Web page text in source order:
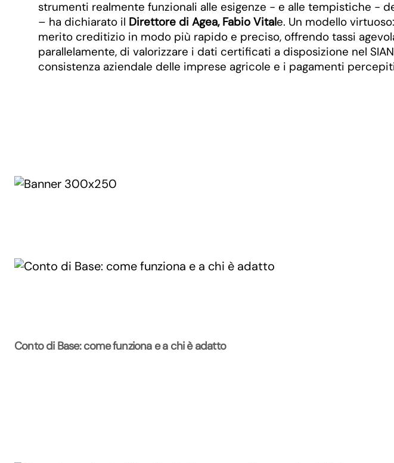
strumenti realmente funzionali alle esigenze - e alle tempistiche -
– ha dichiarato il Direttore di Agea, Fabio Vitale. Un modello
merito creditizio in modo più rapido e preciso, offrendo tassi
parallelamente, di valorizzare i dati certificati a disposizione nel
consistenza aziendale delle imprese agricole e i pagamenti
Conto di Base: come funziona e a chi è adatto